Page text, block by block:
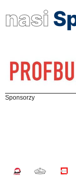
nasi
Sponsorzy